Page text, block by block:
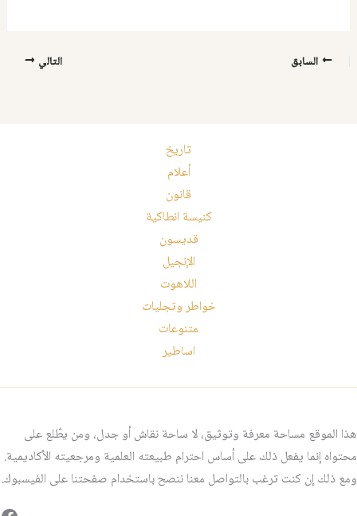
السابق التالي
تاريخ
أعلام
قانون
كنيسة انطاكية
قديسون
الإنجيل
اللاهوت
خواطر وتجليات
متنوعات
اساطير
هذا الموقع مساحة معرفة وتوثيق، لا ساحة نقاش أو جدل، ومن يطّلع على
محتواه إنما يفعل ذلك على أساس احترام طبيعته العلمية ومرجعيته الأكاديمية.
ومع ذلك إن كنت ترغب بالتواصل معنا ننصح باستخدام صفحتنا على الفيسبوك.